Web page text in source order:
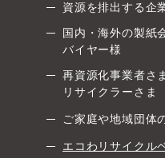
資源を排出する企
国内・海外の製紙
バイヤー様
再資源化事業者さ
リサイクラーさま
ご家庭や地域団体
エコわリサイクル